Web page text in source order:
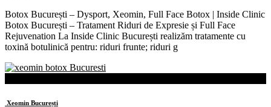
Botox București – Dysport, Xeomin, Full Face Botox | Inside Clinic
Botox București – Tratament Riduri de Expresie și Full Face
Rejuvenation La Inside Clinic București realizăm tratamente cu
toxină botulinică pentru: riduri frunte; riduri g
Xeomin București